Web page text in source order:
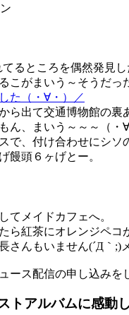
るところを偶然発見し
こがまいう～そうだっ
た（・∀・）／
ら出て交通博物館の裏
ん、まいう～～～（・
で、付け合わせにシソ
饅頭６ヶげとー。
てメイドカフェへ。
ら紅茶にオレンジペコ
さんもいません(´Д｀;)
ース配信の申し込みを
トアルバムに感動